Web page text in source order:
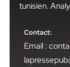
tunisien.
Contact:
Email :